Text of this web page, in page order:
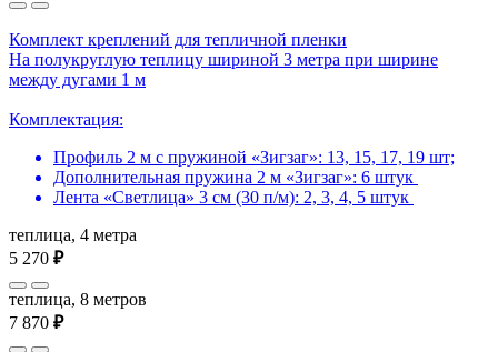
Комплект креплений для тепличной пленки
На полукруглую теплицу шириной 3 метра при ширине
между дугами 1 м
Комплектация:
Профиль 2 м с пружиной «Зигзаг»: 13, 15, 17, 19 шт;
Дополнительная пружина 2 м «Зигзаг»: 6 штук
Лента «Светлица» 3 см (30 п/м): 2, 3, 4, 5 штук
теплица, 4 метра
5 270 ₽
теплица, 8 метров
7 870 ₽